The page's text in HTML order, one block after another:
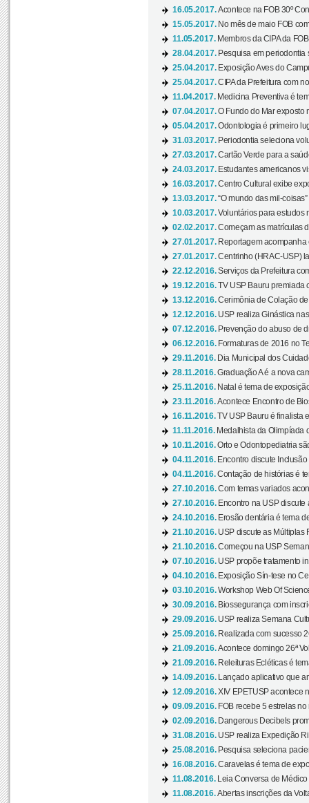
16.05.2017.Acontece na FOB 30º
15.05.2017. No mês de maio FOB
11.05.2017. Membros da CIPA da
28.04.2017. Pesquisa em periodontia
25.04.2017. Exposição Aves do
25.04.2017.CIPA da Prefeitura com
11.04.2017. Medicina Preventiva é
07.04.2017.O Fundo do Mar exposto
05.04.2017.Odontologia é primeiro
31.03.2017. Periodontia seleciona
27.03.2017.Cartão Verde para a
24.03.2017. Estudantes americanos
16.03.2017.Centro Cultural exibe
13.03.2017.“O mundo das mil-
10.03.2017.Voluntários para estudos
02.02.2017.Começam as matrículas
27.01.2017. Reportagem
27.01.2017.Centrinho (HRAC-USP)
22.12.2016.Serviços da Prefeitura
19.12.2016.TV USP Bauru premiada
13.12.2016.Cerimônia de Colação
12.12.2016. USP realiza Ginástica
07.12.2016. Prevenção do abuso de
06.12.2016. Formaturas de 2016 no
29.11.2016. Dia Municipal dos
28.11.2016.Graduação A é a nova
25.11.2016. Natal é tema de
23.11.2016.Acontece Encontro de
16.11.2016.TV USP Bauru é finalista
11.11.2016. Medalhista da Olimpíada
10.11.2016.Orto e Odontopediatria
04.11.2016. Encontro discute
04.11.2016.Contação de histórias é
27.10.2016.Com temas variados
27.10.2016. Encontro na USP discute
24.10.2016. Erosão dentária é tema
21.10.2016. USP discute as Múltiplas
21.10.2016.Começou na USP
07.10.2016. USP propõe tratamento
04.10.2016. Exposição Sín-tese no
03.10.2016.Workshop Web Of
30.09.2016. Biossegurança com
29.09.2016. USP realiza Semana
25.09.2016. Realizada com sucesso
21.09.2016.Acontece domingo 26ª
21.09.2016. Releituras Ecléticas é
14.09.2016.
Lançado aplicativo que
12.09.2016.XIV EPETUSP acontece
09.09.2016. FOB recebe 5 estrelas
02.09.2016. Dangerous Decibels
31.08.2016. USP realiza Expedição
25.08.2016. Pesquisa seleciona
16.08.2016.Caravelas é tema de
11.08.2016.
Leia Conversa de
11.08.2016.Abertas inscrições da